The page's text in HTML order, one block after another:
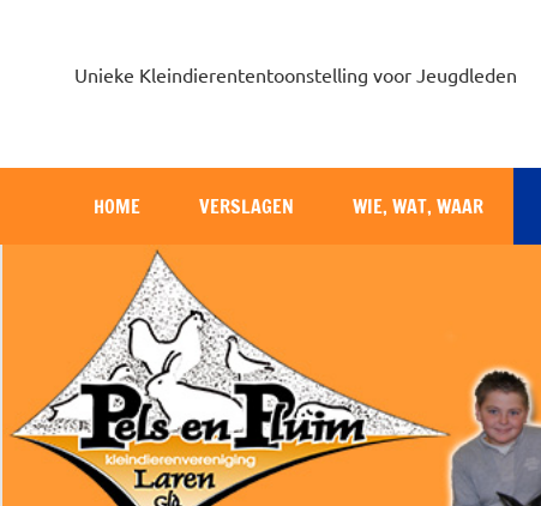
Unieke Kleindierententoonstelling voor Jeugdleden
HOME VERSLAGEN WIE, WAT, WAAR